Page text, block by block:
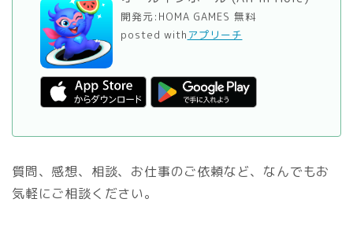
開発元: HOMA GAMES 無料
posted with アプリーチ
質問、感想、相談、お仕事のご依頼など、なんでもお
気軽にご相談ください。